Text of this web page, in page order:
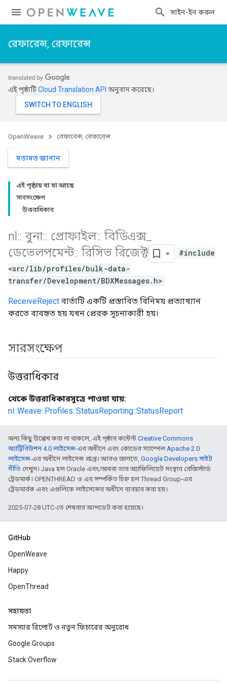
সাইন-ইন করুন
রেফারেন্স, রেফারেন্স
এই পৃষ্ঠাটিCloud Translation API অনুবাদ করেছে।
OpenWeave রেফারেন্স, রেফারেন্স
মতামত জানান
এই পৃষ্ঠায় যা যা আছে
সারসংক্ষেপ
উত্তরাধিকার
nl :: বুনা:: প্রোফাইল:: বিডিএক্স_
ডেভেলপমেন্ট:: রিসিভ রিজেক্ট
#include
<src/lib/profiles/bulk-data-
transfer/Development/BDXMessages.h>
ReceiveReject বার্তাটি একটি প্রস্তাবিত বিনিময় প্রত্যাখ্যান
করতে ব্যবহৃত হয় যখন প্রেরক সূচনাকারী হয়।
সারসংক্ষেপ
উত্তরাধিকার
থেকে উত্তরাধিকারসূত্রে পাওয়া যায়:
nl::Weave::Profiles::StatusReporting::StatusReport
অন্য কিছু উল্লেখ করা না থাকলে, এই পৃষ্ঠার কন্টেন্ট Creative Commons
অ্যাট্রিবিউশন 4.0 লাইসেন্স-এর অধীনে এবং কোডের স্যাম্পেলApache 2.0
লাইসেন্স-এর অধীনে লাইসেন্স প্রাপ্ত। আরও জানতে, Google Developers সাইট
নীতি দেখুন। Java হল Oracle এবং/অথবা তার অ্যাফিলিয়েট সংস্থার রেজিস্টার্ড
ট্রেডমার্ক। OPENTHREAD ও এর সম্পর্কিত চিহ্ন হল Thread Group-এর
ট্রেডমার্রক এবং এগুলিকে লাইসেন্সের অধীনে ব্যবহার করা হয়।
2025-07-28 UTC-তে শেষবার আপডেট করা হয়েছে।
GitHub
OpenWeave
Happy
OpenThread
সহায়তা
সমস্যার রিপোর্ট ও নতুন ফিচারের অনুরোধ
Google Groups
Stack Overflow